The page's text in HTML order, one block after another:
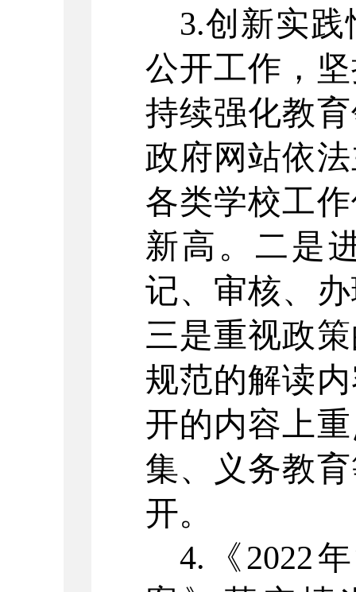
3.创新实
公开工作，
持续强化教
政府网站依
各类学校工作
新高。 二是
记、审核、
三是重视政
规范的解读
开的内容上
集、义务教
开。
4.《2022